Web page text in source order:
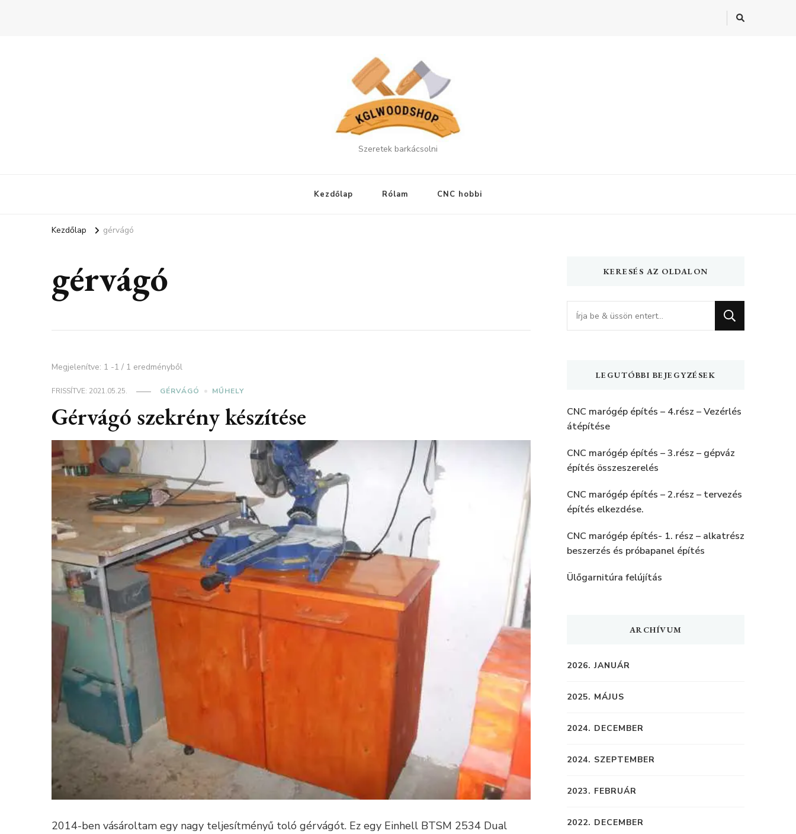
Szeretek barkácsolni
Kezdőlap Rólam CNC hobbi
Kezdőlap gérvágó
gérvágó
Megjelenítve: 1 -1 / 1 eredményből
FRISSÍTVE: 2021.05.25. GÉRVÁGÓ MŰHELY
Gérvágó szekrény készítése
2014-ben vásároltam egy nagy teljesítményű toló gérvágót. Ez egy Einhell BTSM 2534 Dual
KERESÉS AZ OLDALON
Keres
valamit?
LEGUTÓBBI BEJEGYZÉSEK
CNC marógép építés – 4.rész – Vezérlés
átépítése
CNC marógép építés – 3.rész – gépváz
építés összeszerelés
CNC marógép építés – 2.rész – tervezés
építés elkezdése.
CNC marógép építés- 1. rész – alkatrész
beszerzés és próbapanel építés
Ülőgarnitúra felújítás
ARCHÍVUM
2026. JANUÁR
2025. MÁJUS
2024. DECEMBER
2024. SZEPTEMBER
2023. FEBRUÁR
2022. DECEMBER